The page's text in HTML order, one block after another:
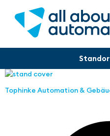
Tophinke Automation &